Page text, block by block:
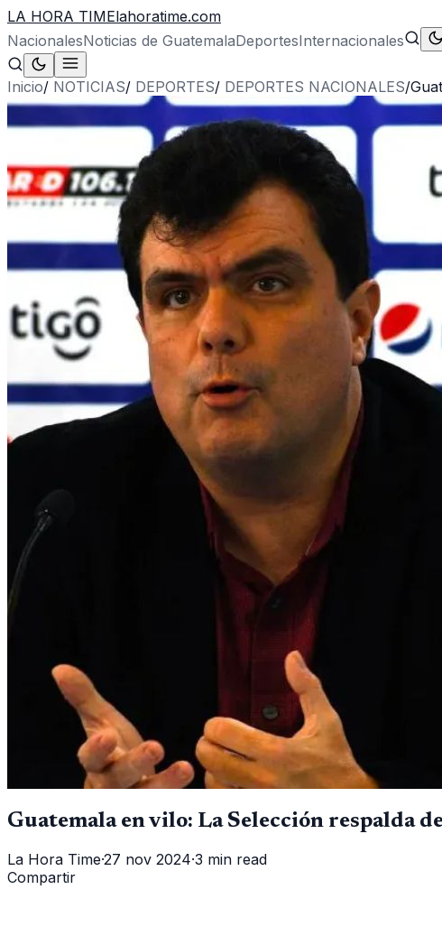
LA HORA TIMElahoratime.com
NacionalesNoticias de GuatemalaDeportesInternacionales
Inicio/ NOTICIAS/ DEPORTES/ DEPORTES NACIONALES/
Guatemala en vilo: La Selección respalda
La Hora Time·27 nov 2024·3 min read
Compartir